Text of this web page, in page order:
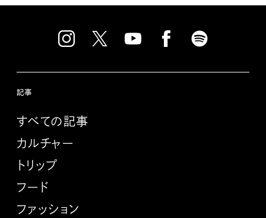
記事
すべての記事
カルチャー
トリップ
フード
ファッション